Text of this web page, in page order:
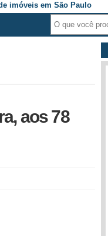
imóveis em São Paulo
aos 78